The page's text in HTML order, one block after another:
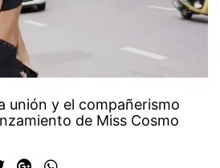
unión y el compañerismo
de Miss Cosmo